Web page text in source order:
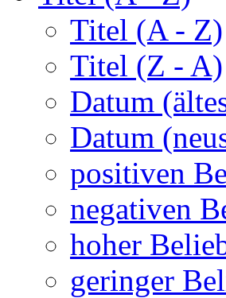
Titel (A - Z)
Titel (Z - A)
Datum
Datum
positiven
negativen
hoher
geringer